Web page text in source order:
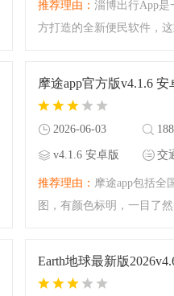
推荐理由： 淄博出行App是
方打造的全新便民软件，
能，帮助用户绿色出行，
摩途app官方版v4.1.6 安
2026-06-03
v4.1.6 安卓版 交
推荐理由： 摩途app包括全
图，有颜色标明，一目了
该软件实时了解全国各地
Earth地球最新版